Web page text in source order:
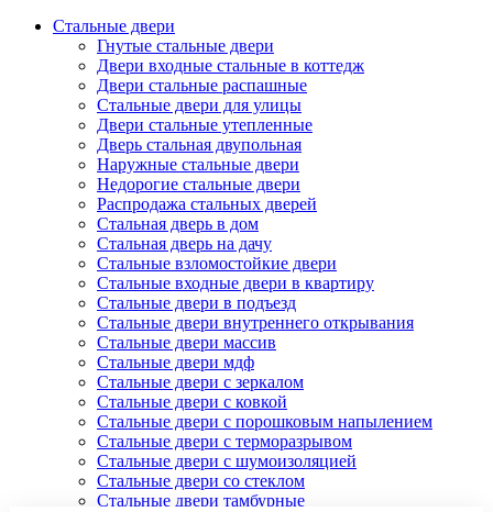
Стальные двери
Гнутые стальные двери
Двери входные стальные в коттедж
Двери стальные распашные
Стальные двери для улицы
Двери стальные утепленные
Дверь стальная двупольная
Наружные стальные двери
Недорогие стальные двери
Распродажа стальных дверей
Стальная дверь в дом
Стальная дверь на дачу
Стальные взломостойкие двери
Стальные входные двери в квартиру
Стальные двери в подъезд
Стальные двери внутреннего открывания
Стальные двери массив
Стальные двери мдф
Стальные двери с зеркалом
Стальные двери с ковкой
Стальные двери с порошковым напылением
Стальные двери с терморазрывом
Стальные двери с шумоизоляцией
Стальные двери со стеклом
Стальные двери тамбурные